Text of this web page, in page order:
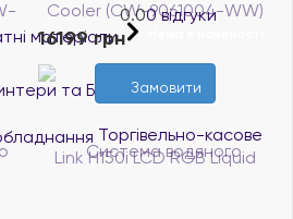
матеріали
та БФП
Торгівельно-касове
0.00 відгуки
16199 грн
Замовити